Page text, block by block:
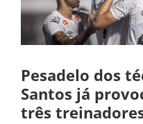
Pesadelo dos
Santos já
três